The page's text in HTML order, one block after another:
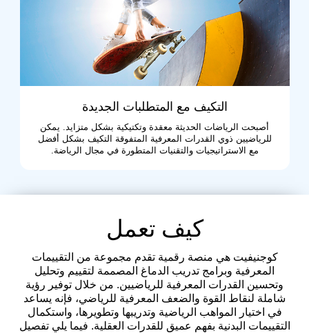
التكيف مع المتطلبات الجديدة
أصبحت الرياضات الحديثة معقدة وتكتيكية بشكل متزايد. يمكن
للرياضيين ذوي القدرات المعرفية المتفوقة التكيف بشكل أفضل
مع الاستراتيجيات والتقنيات المتطورة في مجال الرياضة.
كيف تعمل
كوجنيفيت هي منصة رقمية تقدم مجموعة من التقييمات
المعرفية وبرامج تدريب الدماغ المصممة لتقييم وتحليل
وتحسين القدرات المعرفية للرياضيين. من خلال توفير رؤية
شاملة لنقاط القوة والضعف المعرفية للرياضي، فإنه يساعد
في اختيار المواهب الرياضية وتدريبها وتطويرها، واستكمال
التقييمات البدنية بفهم عميق للقدرات العقلية. فيما يلي تفصيل